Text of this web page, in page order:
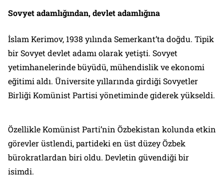
Sovyet adamlığından, devlet adamlığına
İslam Kerimov, 1938 yılında Semerkant’ta doğdu. Tipik
bir Sovyet devlet adamı olarak yetişti. Sovyet
yetimhanelerinde büyüdü, mühendislik ve ekonomi
eğitimi aldı. Üniversite yıllarında girdiği Sovyetler
Birliği Komünist Partisi yönetiminde giderek yükseldi.
Özellikle Komünist Parti’nin Özbekistan kolunda etkin
görevler üstlendi, partideki en üst düzey Özbek
bürokratlardan biri oldu. Devletin güvendiği bir
isimdi.